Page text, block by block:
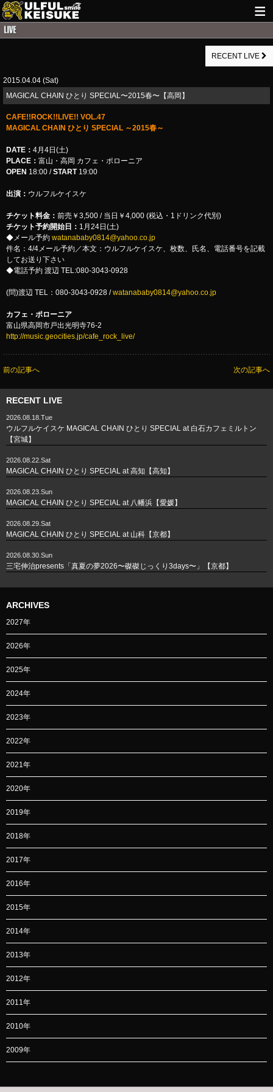
GUITAR WORKS
ITEM
RECENT LIVE
2015.04.04 (Sat)
MAGICAL CHAIN ひとり SPECIAL〜2015春〜【高岡】
CAFE!!ROCK!!LIVE!! VOL.47
MAGICAL CHAIN ひとり SPECIAL ～2015春～
DATE： 4月4日(土)
PLACE： 富山・高岡 カフェ・ポローニア
OPEN 18:00 /START19:00
出演： ウルフルケイスケ
チケット料金： 前売￥3,500 / 当日￥4,000 (税込・1ドリンク代別)
チケット予約開始日： 1月24日(土)
◆メール予約 watanababy0814@yahoo.co.jp
件名：4/4メール予約／本文：ウルフルケイスケ、枚数、氏名、電話番号を記載
してお送り下さい
◆電話予約 渡辺 TEL:080-3043-0928
(問)渡辺 TEL：080-3043-0928 /watanababy0814@yahoo.co.jp
カフェ・ポローニア
富山県高岡市戸出光明寺76-2
http://music.geocities.jp/cafe_rock_live/
前の記事へ 次の記事へ
RECENT LIVE
2026.08.18.Tue
ウルフルケイスケ MAGICAL CHAIN ひとり SPECIAL at 白石カフェミルトン
【宮城】
2026.08.22.Sat
MAGICAL CHAIN ひとり SPECIAL at 高知【高知】
2026.08.23.Sun
MAGICAL CHAIN ひとり SPECIAL at 八幡浜【愛媛】
2026.08.29.Sat
MAGICAL CHAIN ひとり SPECIAL at 山科【京都】
2026.08.30.Sun
三宅伸治presents「真夏の夢2026〜磔磔じっくり3days〜」【京都】
ARCHIVES
2027年
2026年
2025年
2024年
2023年
2022年
2021年
2020年
2019年
2018年
2017年
2016年
2015年
2014年
2013年
2012年
2011年
2010年
2009年